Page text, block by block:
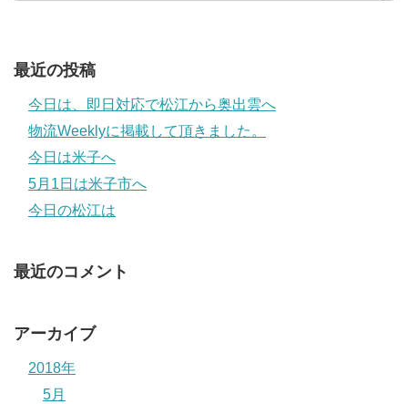
最近の投稿
今日は、即日対応で松江から奥出雲へ
物流Weeklyに掲載して頂きました。
今日は米子へ
5月1日は米子市へ
今日の松江は
最近のコメント
アーカイブ
2018年
5月